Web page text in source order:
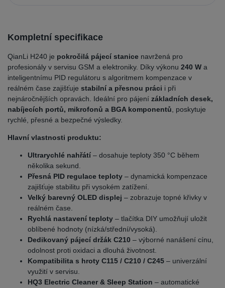
Kompletní specifikace
QianLi H240 je pokročilá pájecí stanice navržená pro
profesionály v servisu GSM a elektroniky. Díky výkonu 240 W a
inteligentnímu PID regulátoru s algoritmem kompenzace v
reálném čase zajišťuje stabilní a přesnou práci i při
nejnáročnějších opravách. Ideální pro pájení základních desek,
nabíjecích portů, mikrofonů a BGA komponentů, poskytuje
rychlé, přesné a bezpečné výsledky.
Hlavní vlastnosti produktu:
Ultrarychlé nahřátí – dosahuje teploty 350 °C během
několika sekund.
Přesná PID regulace teploty – dynamická kompenzace
zajišťuje stabilitu při vysokém zatížení.
Velký barevný OLED displej – zobrazuje topné křivky v
reálném čase.
Rychlá nastavení teploty – tlačítka DIY umožňují uložit
oblíbené hodnoty (nízká/střední/vysoká).
Dedikovaný pájecí držák C210 – výborné nanášení cínu,
odolnost proti oxidaci a dlouhá životnost.
Kompatibilita s hroty C115 / C210 / C245 – univerzální
využití v servisu.
HQ3 Electric Cleaner & Sleep Station – automatické